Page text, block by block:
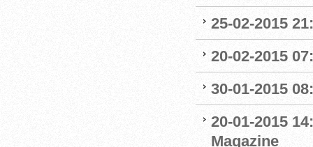
25-02-2015
20-02-2015
30-01-2015
20-01-2015
Magazine